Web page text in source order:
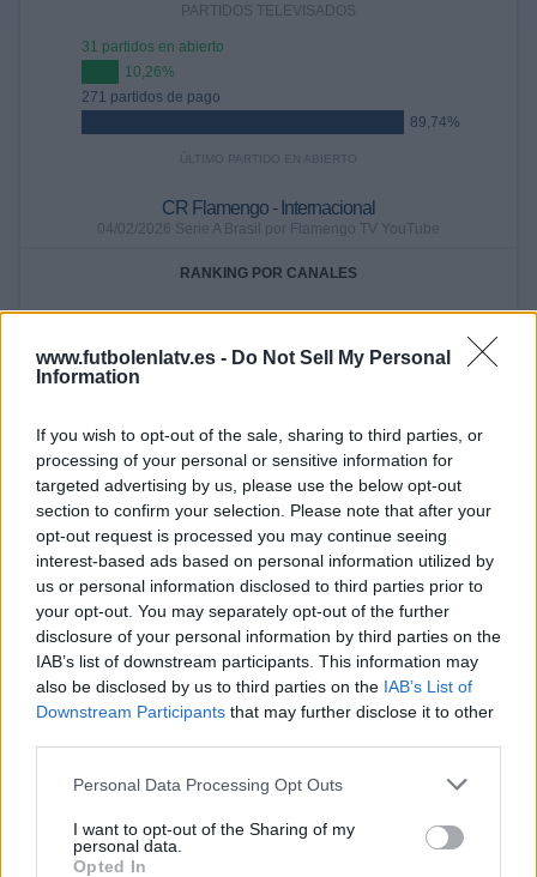
www.futbolenlatv.es - Do Not Sell My Personal
Information
If you wish to opt-out of the sale, sharing to third parties, or
processing of your personal or sensitive information for
targeted advertising by us, please use the below opt-out
section to confirm your selection. Please note that after your
opt-out request is processed you may continue seeing
interest-based ads based on personal information utilized by
us or personal information disclosed to third parties prior to
your opt-out. You may separately opt-out of the further
disclosure of your personal information by third parties on the
IAB’s list of downstream participants. This information may
also be disclosed by us to third parties on the IAB’s List of
Downstream Participants that may further disclose it to other
Personal Data Processing Opt Outs
I want to opt-out of the Sharing of my
personal data.
Opted In
PARTIDOS TELEVISADOS
31 partidos en abierto
10,26%
271 partidos de pago
89,74%
ÚLTIMO PARTIDO EN ABIERTO
CR Flamengo - Internacional
04/02/2026 Serie A Brasil por Flamengo TV YouTube
RANKING POR CANALES
Brasileirão Play
66 (21,85%)
DAZN
Ver ranking completo
40
CANALES TV
182
GRATUÍTO
PARTIDOS
18
DE PAGO
155 partidos en local
51,32%
147 partidos de visitante
48,68%
50
MÁXIMO
19
TOTAL
5
COMPETICIONES